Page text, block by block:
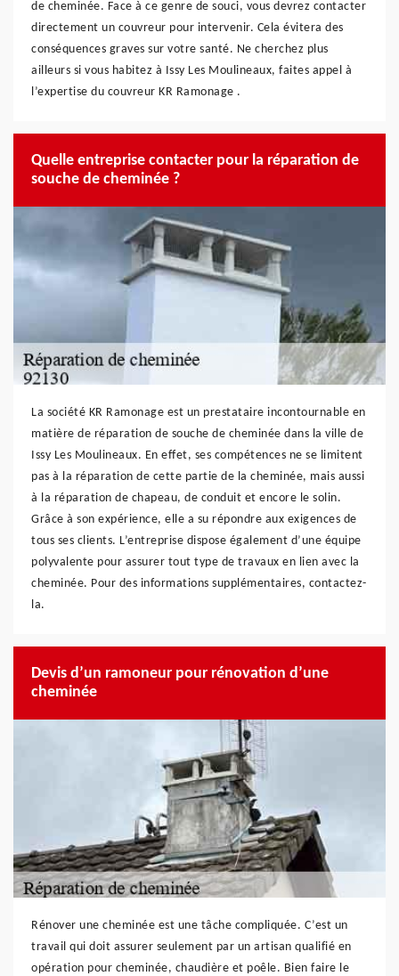
de cheminée. Face à ce genre de souci, vous devrez contacter
directement un couvreur pour intervenir. Cela évitera des
conséquences graves sur votre santé. Ne cherchez plus
ailleurs si vous habitez à Issy Les Moulineaux, faites appel à
l’expertise du couvreur KR Ramonage .
Quelle entreprise contacter pour la réparation de
souche de cheminée ?
La société KR Ramonage est un prestataire incontournable en
matière de réparation de souche de cheminée dans la ville de
Issy Les Moulineaux. En effet, ses compétences ne se limitent
pas à la réparation de cette partie de la cheminée, mais aussi
à la réparation de chapeau, de conduit et encore le solin.
Grâce à son expérience, elle a su répondre aux exigences de
tous ses clients. L’entreprise dispose également d’une équipe
polyvalente pour assurer tout type de travaux en lien avec la
cheminée. Pour des informations supplémentaires, contactez-
la.
Devis d’un ramoneur pour rénovation d’une
cheminée
Rénover une cheminée est une tâche compliquée. C’est un
travail qui doit assurer seulement par un artisan qualifié en
opération pour cheminée, chaudière et poêle. Bien faire le